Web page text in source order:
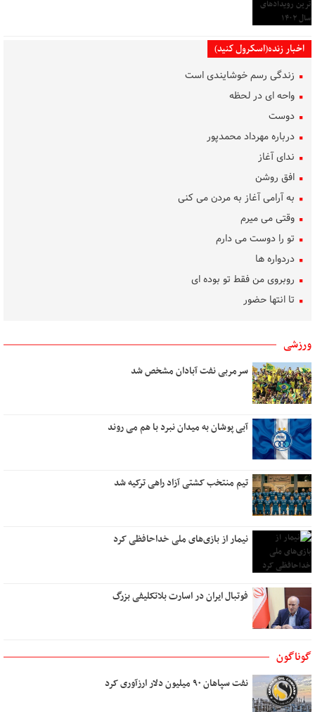
اخبار زنده(اسکرول کنید)
زندگی رسم خوشایندی است
واحه ای در لحظه
دوست
درباره مهرداد محمدپور
ندای آغاز
افق روشن
به آرامی آغاز به مردن می کنی
وقتی می میرم
تو را دوست می دارم
دردواره‌ ها
روبروی من فقط تو بوده ای
تا انتها حضور
روشنی، من، گل، آب
بوسه‌های باران
تکلیف دل
بهار غریب
دلم برای کسی تنگ است
هنر گام زمان
در کوچه سار شب
رویای آشنا
تو کیستی ؟
نام من عشق است
نیمه مرطوب ماه
میوه های آرزو رسیدنی است
ایستگاه استجابت دعا
به باغ همسفران
اگر عاشق کسی دیگر شوم
بوی تو
تو در کنج خانه و من رو به راهی دور
دوست داشتن
ورزشی
سرمربی نفت آبادان مشخص شد
آبی پوشان به میدان نبرد با هم می روند
تیم منتخب کشتی آزاد راهی ترکیه شد
نیمار از بازی‌های ملی خداحافظی کرد
فوتبال ایران در اسارت بلاتکلیفی بزرگ
گوناگون
نفت سپاهان ۹۰ میلیون دلار ارزآوری کرد